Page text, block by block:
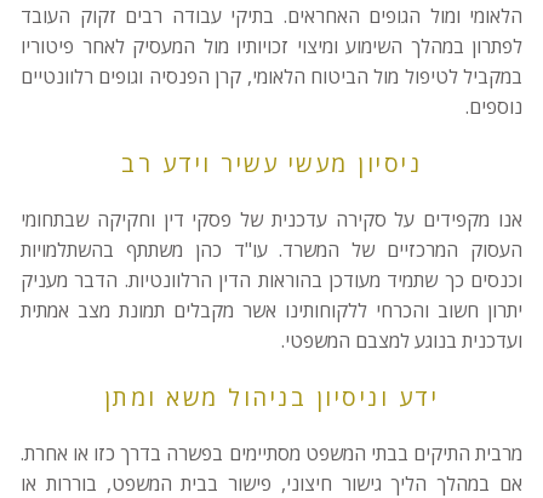
הלאומי ומול הגופים האחראים. בתיקי עבודה רבים זקוק העובד
לפתרון במהלך השימוע ומיצוי זכויותיו מול המעסיק לאחר פיטוריו
במקביל לטיפול מול הביטוח הלאומי, קרן הפנסיה וגופים רלוונטיים
נוספים.
ניסיון מעשי עשיר וידע רב
אנו מקפידים על סקירה עדכנית של פסקי דין וחקיקה שבתחומי
העסוק המרכזיים של המשרד. עו"ד כהן משתתף בהשתלמויות
וכנסים כך שתמיד מעודכן בהוראות הדין הרלוונטיות. הדבר מעניק
יתרון חשוב והכרחי ללקוחותינו אשר מקבלים תמונת מצב אמתית
ועדכנית בנוגע למצבם המשפטי.
ידע וניסיון בניהול משא ומתן
מרבית התיקים בבתי המשפט מסתיימים בפשרה בדרך כזו או אחרת.
אם במהלך הליך גישור חיצוני, פישור בבית המשפט, בוררות או